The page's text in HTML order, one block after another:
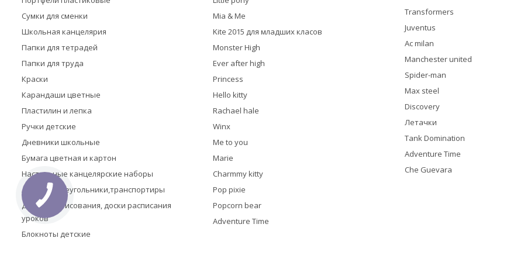
Сумки для сменки
Школьная канцелярия
Папки для тетрадей
Папки для труда
Краски
Карандаши цветные
Пластилин и лепка
Ручки детские
Дневники школьные
Бумага цветная и картон
Настольные канцелярские наборы
Линейки,треугольники,транспортиры
Доски для рисования, доски расписания
уроков
Блокноты детские
Mia & Me
Kite 2015 для младших класов
Monster High
Ever after high
Princess
Hello kitty
Rachael hale
Winx
Me to you
Marie
Charmmy kitty
Pop pixie
Popcorn bear
Adventure Time
Transformers
Juventus
Ac milan
Manchester united
Spider-man
Max steel
Discovery
Летачки
Tank Domination
Adventure Time
Che Guevara